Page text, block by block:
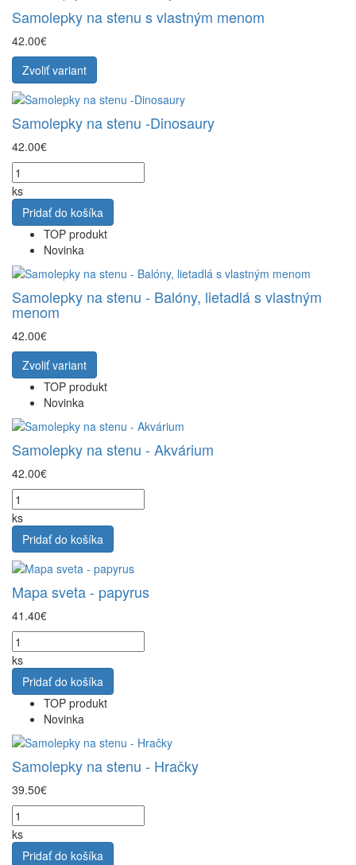
Samolepky na stenu s vlastným menom
42.00€
Zvoliť variant
Samolepky na stenu -Dinosaury
42.00€
ks
Pridať do košíka
TOP produkt
Novinka
Samolepky na stenu - Balóny, lietadlá s vlastným
menom
42.00€
Zvoliť variant
TOP produkt
Novinka
Samolepky na stenu - Akvárium
42.00€
ks
Pridať do košíka
Mapa sveta - papyrus
41.40€
ks
Pridať do košíka
TOP produkt
Novinka
Samolepky na stenu - Hračky
39.50€
ks
Pridať do košíka